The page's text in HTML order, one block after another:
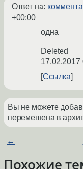
Ответ на:
+00:00
одна
Deleted
17.02.2017
Ссылка
Вы не можете
перемещена в
←
Похожие